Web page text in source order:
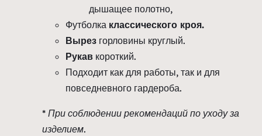
дышащее полотно,
Футболка классического кроя.
Вырез горловины круглый.
Рукав короткий.
Подходит как для работы, так и для
повседневного гардероба.
* При соблюдении рекомендаций по уходу за
изделием.